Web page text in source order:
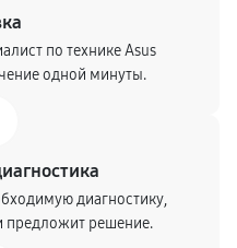
по технике Asus
одной минуты.
диагностику,
предложит решение.